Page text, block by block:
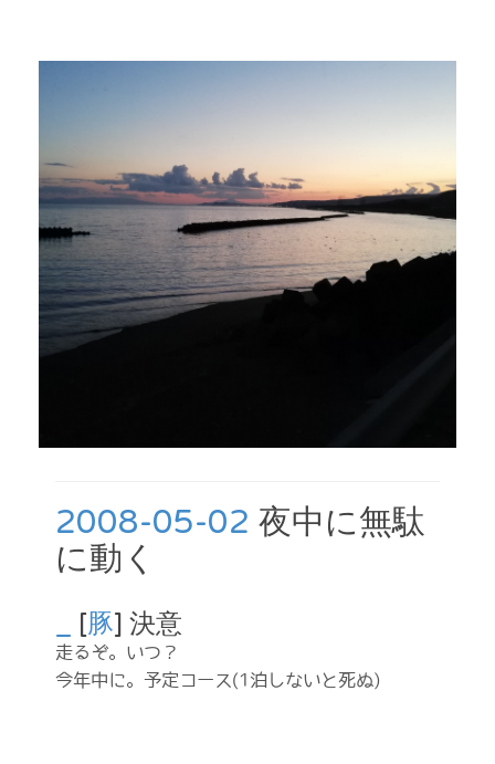
2008-05-02 夜中に無駄
に動く
[豚] 決意
走るぞ。いつ？
今年中に。予定コース(1泊しないと死ぬ)